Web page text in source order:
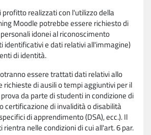
profitto realizzati con l'utilizzo della
Moodle potrebbe essere richiesto di
idonei al riconoscimento
identificativi e dati relativi all'immagine)
di identità.
essere trattati dati relativi allo
richieste di ausili o tempi aggiuntivi per il
da parte di studenti in condizione di
certificazione di invalidità o disabilità
di apprendimento (DSA), ecc.). Il
nelle condizioni di cui all'art. 6 par.